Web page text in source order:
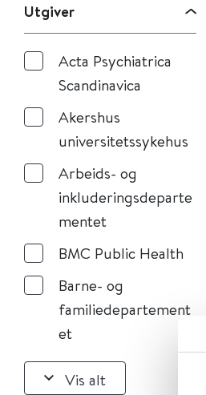
Utgiver
Acta Psychiatrica
Scandinavica
Akershus
universitetssykehus
Arbeids- og
inkluderingsdeparte
mentet
BMC Public Health
Barne- og
familiedepartement
et
Vis alt